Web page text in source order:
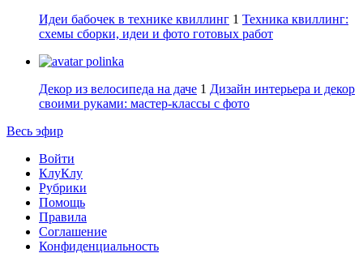
Идеи бабочек в технике квиллинг 1 Техника квиллинг:
схемы сборки, идеи и фото готовых работ
polinka
Декор из велосипеда на даче 1 Дизайн интерьера и декор
своими руками: мастер-классы с фото
Весь эфир
Войти
КлуКлу
Рубрики
Помощь
Правила
Соглашение
Конфиденциальность